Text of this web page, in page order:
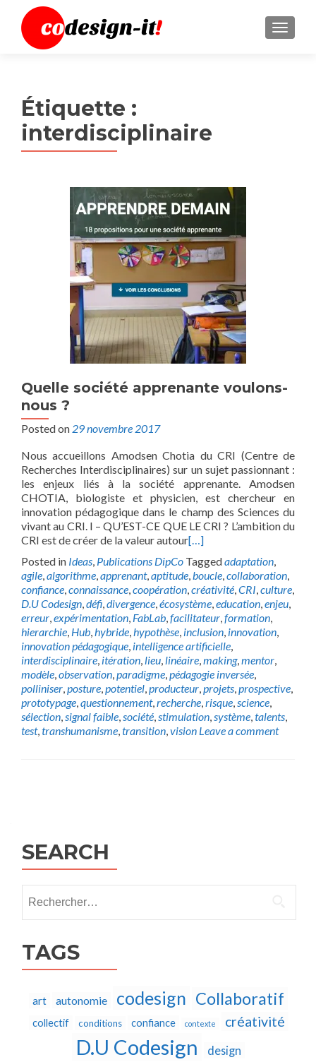
MENU
Étiquette :
interdisciplinaire
Quelle société apprenante voulons-
nous ?
Posted on 29 novembre 2017
Nous accueillons Amodsen Chotia du CRI (Centre de
Recherches Interdisciplinaires) sur un sujet passionnant :
les enjeux liés à la société apprenante. Amodsen
CHOTIA, biologiste et physicien, est chercheur en
innovation pédagogique dans le champ des Sciences du
vivant au CRI. I – QU’EST-CE QUE LE CRI ? L’ambition du
CRI est de créer de la valeur autour[…]
Posted in Ideas, Publications DipCo Taggedadaptation,
agile,algorithme,apprenant,aptitude,boucle,collaboration,
confiance,connaissance,coopération,créativité,CRI,culture,
D.U Codesign,défi,divergence,écosystème,education,enjeu,
erreur,expérimentation, FabLab,facilitateur,formation,
hierarchie, Hub,hybride,hypothèse, inclusion, innovation,
innovation pédagogique, intelligence artificielle,
interdisciplinaire, itération, lieu, linéaire,making,mentor,
modèle,observation,paradigme,pédagogie inversée,
polliniser,posture,potentiel,producteur,projets,prospective,
prototypage,questionnement,recherche,risque,science,
sélection,signal faible,société,stimulation,système,talents,
test,transhumanisme,transition,vision Leave a comment
SEARCH
TAGS
art autonomie codesign Collaboratif
collectif conditions confiance contexte créativité
D.U Codesign design